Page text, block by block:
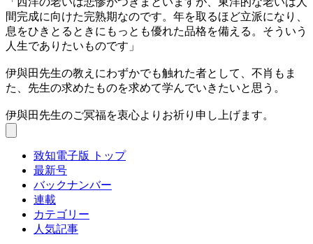
間完成に向けた完熟期なのです。年を取るほど立派になり、
息をひきとるときにもっとも優れた品格を備える。そういう
人生でありたいものです」
伊與田先生の教えにわずかでも触れた者として、不肖もま
た、先生の求めたものを求めて学んでいきたいと思う。
伊與田先生のご冥福を衷心よりお祈り申し上げます。
致知電子版 トップ
最新号
バックナンバー
連載
カテゴリー
人気記事